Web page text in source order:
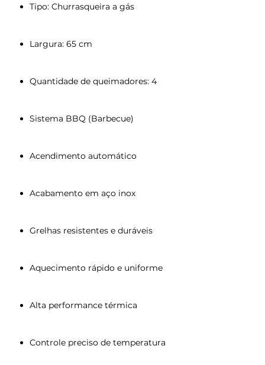
Tipo: Churrasqueira a gás
Largura: 65 cm
Quantidade de queimadores: 4
Sistema BBQ (Barbecue)
Acendimento automático
Acabamento em aço inox
Grelhas resistentes e duráveis
Aquecimento rápido e uniforme
Alta performance térmica
Controle preciso de temperatura